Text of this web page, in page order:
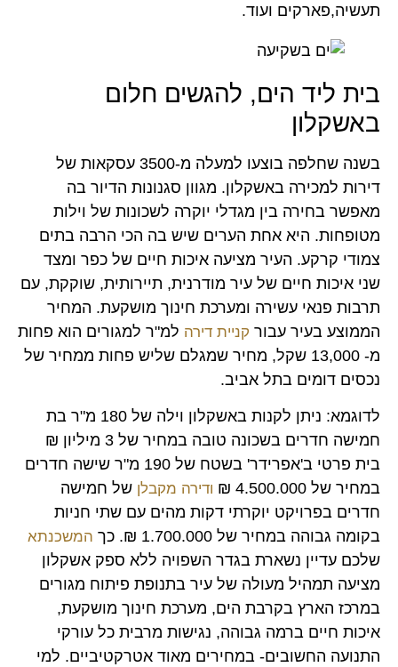
תעשיה,פארקים ועוד.
בית ליד הים, להגשים חלום
באשקלון
בשנה שחלפה בוצעו למעלה מ-3500 עסקאות של
דירות למכירה באשקלון. מגוון סגנונות הדיור בה
מאפשר בחירה בין מגדלי יוקרה לשכונות של וילות
מטופחות. היא אחת הערים שיש בה הכי הרבה בתים
צמודי קרקע. העיר מציעה איכות חיים של כפר ומצד
שני איכות חיים של עיר מודרנית, תיירותית, שוקקת, עם
תרבות פנאי עשירה ומערכת חינוך מושקעת. המחיר
הממוצע בעיר עבור קניית דירה למ"ר למגורים הוא פחות
מ- 13,000 שקל, מחיר שמגלם שליש פחות ממחיר של
נכסים דומים בתל אביב.
לדוגמא: ניתן לקנות באשקלון וילה של 180 מ"ר בת
חמישה חדרים בשכונה טובה במחיר של 3 מיליון ₪
בית פרטי ב'אפרידר' בשטח של 190 מ"ר שישה חדרים
במחיר של 4.500.000 ₪
ודירה מקבלן של חמישה
חדרים בפרויקט יוקרתי דקות מהים עם שתי חניות
בקומה גבוהה במחיר של 1.700.000 ₪. כך
המשכנתא
שלכם עדיין נשארת בגדר השפויה ללא ספק אשקלון
מציעה תמהיל מעולה של עיר בתנופת פיתוח מגורים
במרכז הארץ בקרבת הים, מערכת חינוך מושקעת,
איכות חיים ברמה גבוהה, נגישות מרבית כל עורקי
התנועה החשובים- במחירים מאוד אטרקטיביים. למי